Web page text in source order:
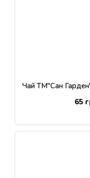
65